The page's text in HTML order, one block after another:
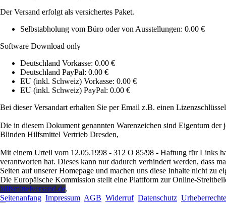
Der Versand erfolgt als versichertes Paket.
Selbstabholung vom Büro oder von Ausstellungen: 0.00 €
Software Download only
Deutschland Vorkasse: 0.00 €
Deutschland PayPal: 0.00 €
EU (inkl. Schweiz) Vorkasse: 0.00 €
EU (inkl. Schweiz) PayPal: 0.00 €
Bei dieser Versandart erhalten Sie per Email z.B. einen
Die in diesem Dokument genannten Warenzeichen sind Eigentum
Blinden Hilfsmittel Vertrieb Dresden,
Mit einem Urteil vom 12.05.1998 - 312 O 85/98 - Haftung für Links
verantworten hat. Dieses kann nur dadurch verhindert werden, dass
Seiten auf unserer Homepage und machen uns diese Inhalte nicht
Die Europäische Kommission stellt eine Plattform zur Online-
hilfsmittelversand.de.
Seitenanfang Impressum AGB Widerruf Datenschutz Urheberrechte